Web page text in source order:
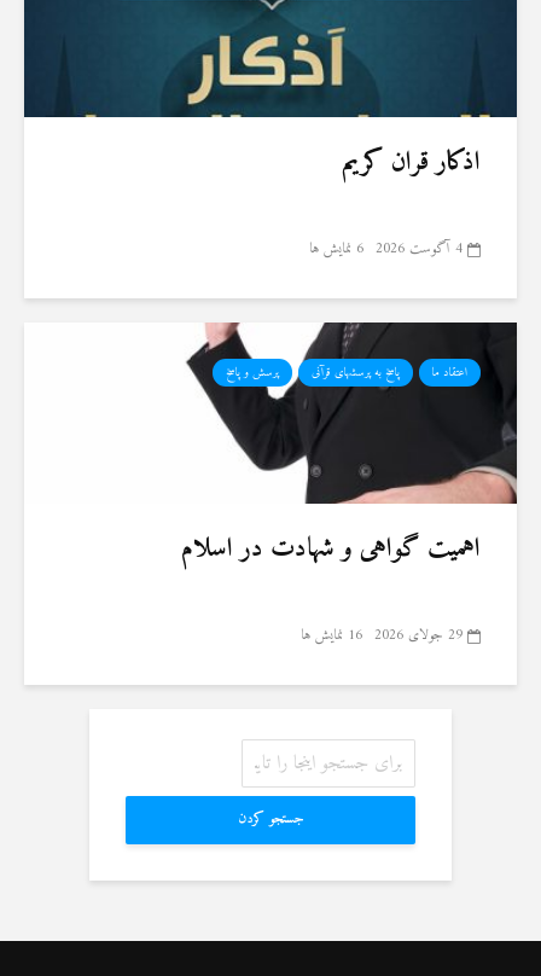
اذکار قران کریم
4 آگوست 2026 6 نمایش ها
اعتقاد ما پاسخ به پرسشهای قرآنی پرسش و پاسخ
اهمیت گواهی و شهادت در اسلام
29 جولای 2026 16 نمایش ها
جستجو کردن